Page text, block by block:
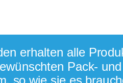
erhalten alle
Pack- und